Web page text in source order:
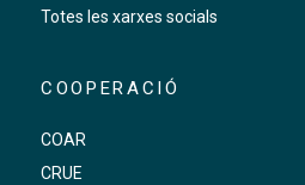
Totes les xarxes socials
COOPERACIÓ
COAR
CRUE